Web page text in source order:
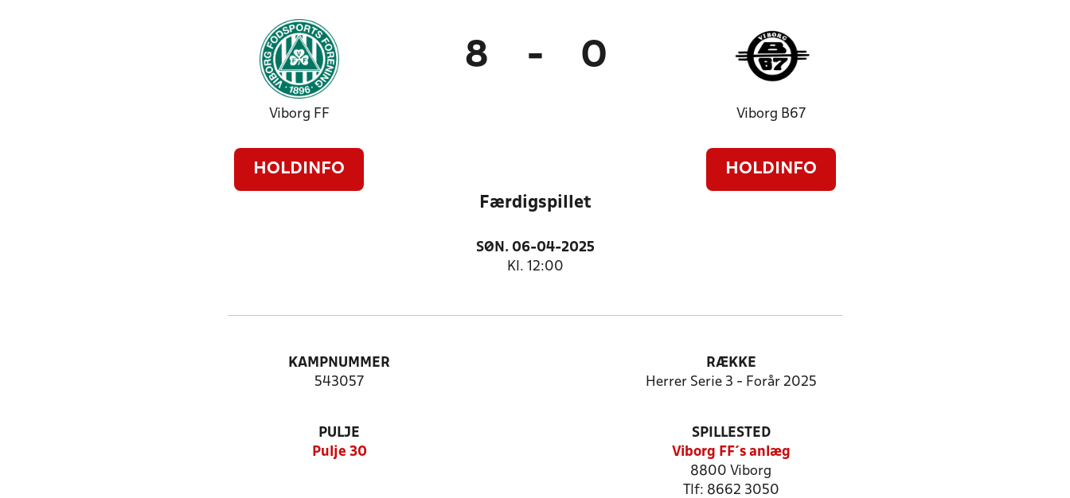
Viborg FF
HOLDINFO
8 - 0
Viborg B67
HOLDINFO
Færdigspillet
SØN. 06-04-2025
Kl. 12:00
KAMPNUMMER
543057
RÆKKE
Herrer Serie 3 - Forår 2025
PULJE
Pulje 30
SPILLESTED
Viborg FF´s anlæg
8800 Viborg
Tlf: 8662 3050